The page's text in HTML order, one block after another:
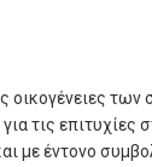
οικογένειες των
τις επιτυχίες
με έντονο